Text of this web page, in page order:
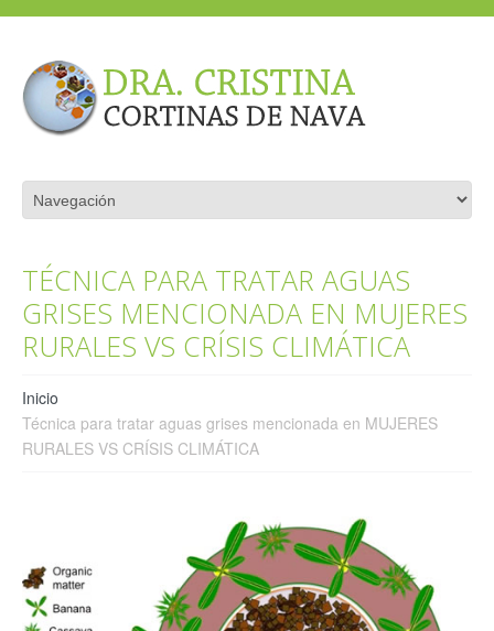
TÉCNICA PARA TRATAR AGUAS
GRISES MENCIONADA EN MUJERES
RURALES VS CRÍSIS CLIMÁTICA
Inicio
Técnica para tratar aguas grises mencionada en MUJERES
RURALES VS CRÍSIS CLIMÁTICA